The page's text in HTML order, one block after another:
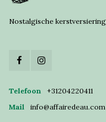
Nostalgische
Telefoon
+31204220411
Mail
info@affairedeau.com